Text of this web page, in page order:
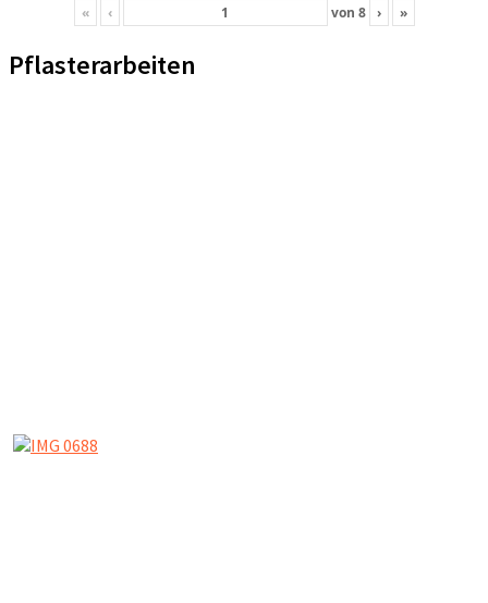
« ‹ von 8 › »
Pflasterarbeiten